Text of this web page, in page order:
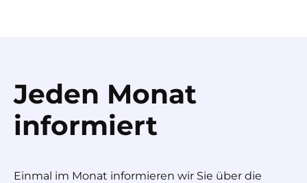
Jeden Monat
informiert
Einmal im Monat informieren wir Sie über die